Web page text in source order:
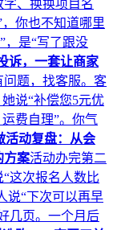
、换换项目名
你也不知道哪里
，是“写了跟没
诉，一套让商家
题，找客服。客
说“补偿您5元优
费自理”。你气
活动复盘：从会
方案活动办完第二
这次报名人数比
说“下次可以再早
几页。一个月后